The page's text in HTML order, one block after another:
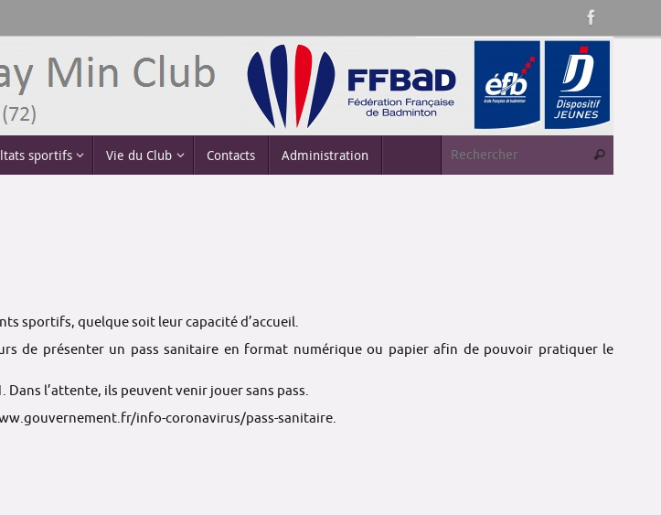
sportifs Vie du Club Contacts Administration Rechercher
sportifs, quelque soit leur capacité d’accueil.
de présenter un pass sanitaire en format numérique ou papier afin de pouvoir pratiquer le
. Dans l’attente, ils peuvent venir jouer sans pass.
info-coronavirus/pass-sanitaire.